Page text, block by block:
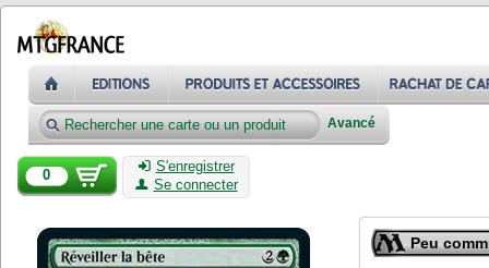
Avancé
0
S'enregistrer
Se connecter
Peu